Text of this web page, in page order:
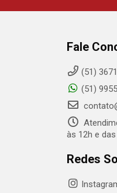
Fale
(51)
(51)
às 12h e
Redes